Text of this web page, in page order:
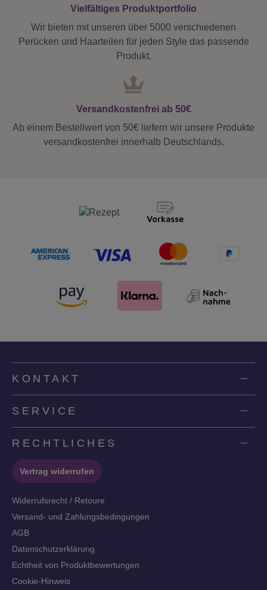
Vielfältiges Produktportfolio
Wir bieten mit unseren über 5000 verschiedenen
Perücken und Haarteilen für jeden Style das passende
Produkt.
Versandkostenfrei ab 50€
Ab einem Bestellwert von 50€ liefern wir unsere Produkte
versandkostenfrei innerhalb Deutschlands.
KONTAKT
SERVICE
RECHTLICHES
Vertrag widerrufen
Widerrufsrecht / Retoure
Versand- und Zahlungsbedingungen
AGB
Datenschutzerklärung
Echtheit von Produktbewertungen
Cookie-Hinweis